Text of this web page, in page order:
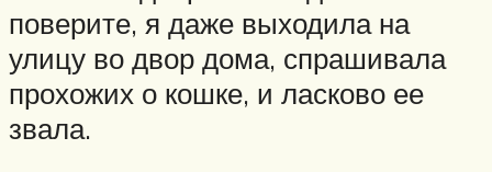
поверите, я даже выходила на
улицу во двор дома, спрашивала
прохожих о кошке, и ласково ее
звала.